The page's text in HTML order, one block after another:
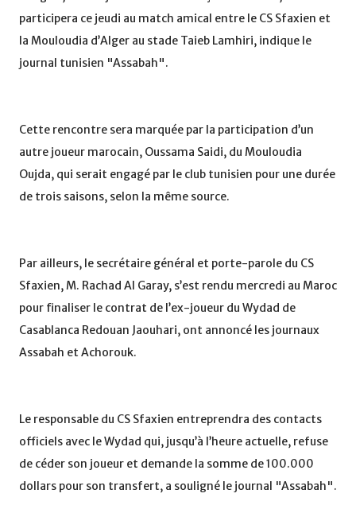
participera ce jeudi au match amical entre le CS Sfaxien et
la Mouloudia d’Alger au stade Taieb Lamhiri, indique le
journal tunisien "Assabah".
Cette rencontre sera marquée par la participation d’un
autre joueur marocain, Oussama Saidi, du Mouloudia
Oujda, qui serait engagé par le club tunisien pour une durée
de trois saisons, selon la même source.
Par ailleurs, le secrétaire général et porte-parole du CS
Sfaxien, M. Rachad Al Garay, s’est rendu mercredi au Maroc
pour finaliser le contrat de l’ex-joueur du Wydad de
Casablanca Redouan Jaouhari, ont annoncé les journaux
Assabah et Achorouk.
Le responsable du CS Sfaxien entreprendra des contacts
officiels avec le Wydad qui, jusqu’à l’heure actuelle, refuse
de céder son joueur et demande la somme de 100.000
dollars pour son transfert, a souligné le journal "Assabah".